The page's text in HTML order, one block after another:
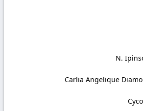
N.
Carlia Angelique